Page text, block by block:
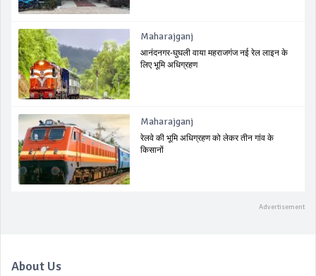
Maharajganj
आनंदनगर-घुघली वाया महराजगंज नई रेल लाइन के
लिए भूमि अधिग्रहण
Maharajganj
रेलवे की भूमि अधिग्रहण को लेकर तीन गांव के
किसानों
About Us